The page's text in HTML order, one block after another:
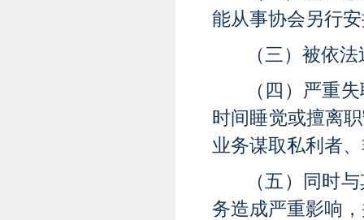
能从事协会另行
（三）被依
（四）严重
时间睡觉或擅离
业务谋取私利者
（五）同时
务造成严重影响